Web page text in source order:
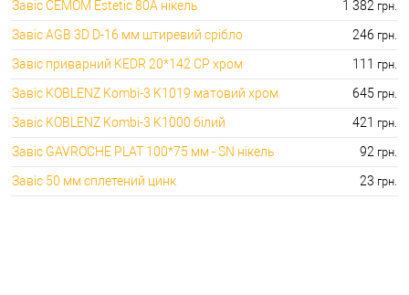
Завіс CEMOM Estetic 80A нікель 1 382 грн.
Завіс AGB 3D D-16 мм штиревий срібло 246 грн.
Завіс приварний KEDR 20*142 CP хром 111 грн.
Завіс KOBLENZ Kombi-3 K1019 матовий хром 645 грн.
Завіс KOBLENZ Kombi-3 K1000 білий 421 грн.
Завіс GAVROCHE PLAT 100*75 мм - SN нікель 92 грн.
Завіс 50 мм сплетений цинк 23 грн.